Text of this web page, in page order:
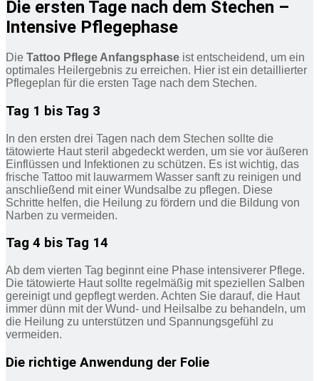
Die ersten Tage nach dem Stechen –
Intensive Pflegephase
Die Tattoo Pflege Anfangsphase ist entscheidend, um ein
optimales Heilergebnis zu erreichen. Hier ist ein detaillierter
Pflegeplan für die ersten Tage nach dem Stechen.
Tag 1 bis Tag 3
In den ersten drei Tagen nach dem Stechen sollte die
tätowierte Haut steril abgedeckt werden, um sie vor äußeren
Einflüssen und Infektionen zu schützen. Es ist wichtig, das
frische Tattoo mit lauwarmem Wasser sanft zu reinigen und
anschließend mit einer Wundsalbe zu pflegen. Diese
Schritte helfen, die Heilung zu fördern und die Bildung von
Narben zu vermeiden.
Tag 4 bis Tag 14
Ab dem vierten Tag beginnt eine Phase intensiverer Pflege.
Die tätowierte Haut sollte regelmäßig mit speziellen Salben
gereinigt und gepflegt werden. Achten Sie darauf, die Haut
immer dünn mit der Wund- und Heilsalbe zu behandeln, um
die Heilung zu unterstützen und Spannungsgefühl zu
vermeiden.
Die richtige Anwendung der Folie